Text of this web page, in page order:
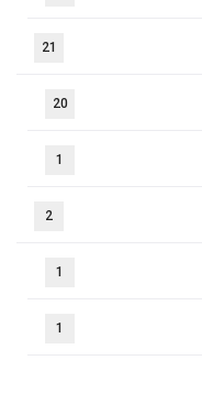
21
20
1
2
1
1